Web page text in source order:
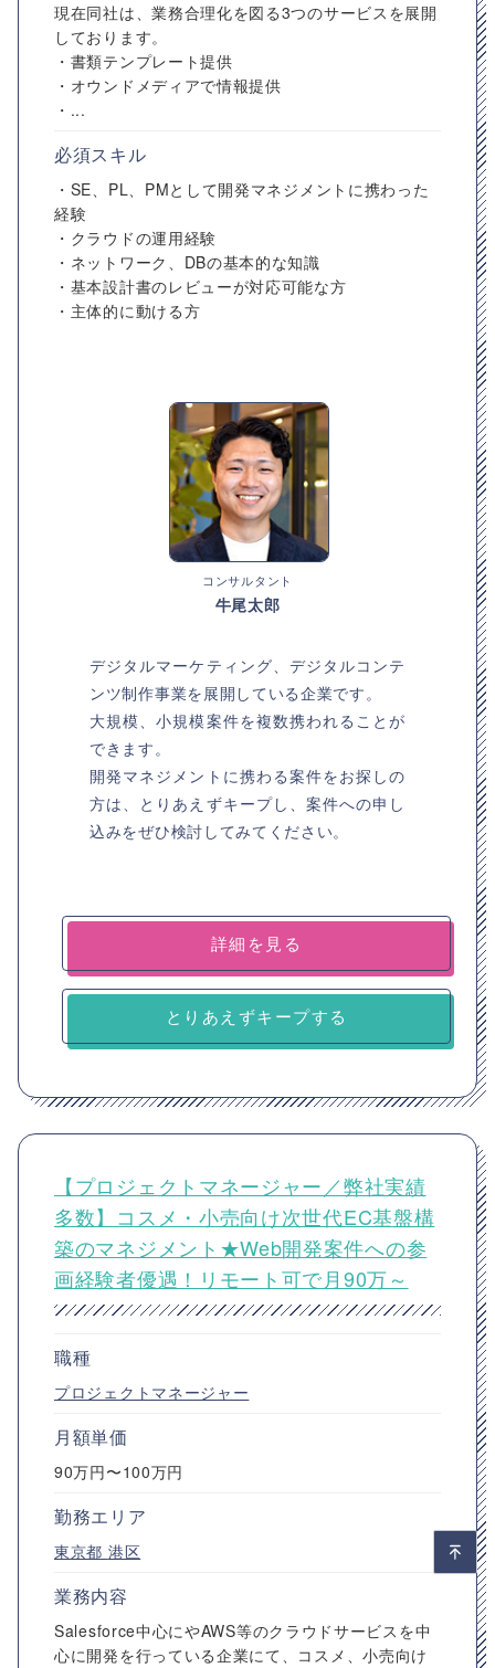
現在同社は、業務合理化を図る3つのサービスを展開
しております。
・書類テンプレート提供
・オウンドメディアで情報提供
・...
必須スキル
・SE、PL、PMとして開発マネジメントに携わった
経験
・クラウドの運用経験
・ネットワーク、DBの基本的な知識
・基本設計書のレビューが対応可能な方
・主体的に動ける方
コンサルタント
牛尾太郎
デジタルマーケティング、デジタルコンテ
ンツ制作事業を展開している企業です。
大規模、小規模案件を複数携われることが
できます。
開発マネジメントに携わる案件をお探しの
方は、とりあえずキープし、案件への申し
込みをぜひ検討してみてください。
詳細を見る
とりあえずキープする
【プロジェクトマネージャー／弊社実績
多数】コスメ・小売向け次世代EC基盤構
築のマネジメント★Web開発案件への参
画経験者優遇！リモート可で月90万～
職種
プロジェクトマネージャー
月額単価
90万円〜100万円
勤務エリア
東京都 港区
業務内容
Salesforce中心にやAWS等のクラウドサービスを中
心に開発を行っている企業にて、コスメ、小売向け